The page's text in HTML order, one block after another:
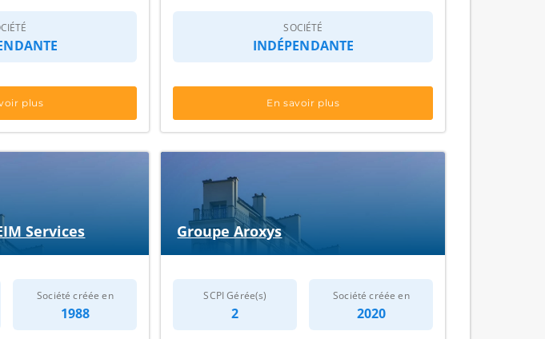
plus
SOCIÉTÉ
INDÉPENDANTE
En savoir plus
Services
Société créée en
1988
Groupe Aroxys
SCPI Gérée(s)
2
Société créée en
2020